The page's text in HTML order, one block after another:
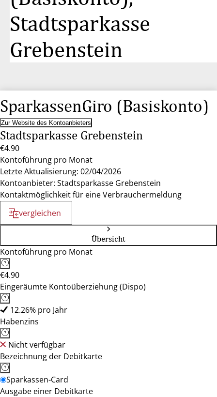
Stadtsparkasse
Grebenstein
SparkassenGiro (Basiskonto)
Zur Website des Kontoanbieters
Stadtsparkasse Grebenstein
€4.90
Kontoführung pro Monat
Letzte Aktualisierung: 02/04/2026
Kontoanbieter: Stadtsparkasse Grebenstein
Kontaktmöglichkeit für eine Verbrauchermeldung
vergleichen
Übersicht
Kontoführung pro Monat
€4.90
Eingeräumte Kontoüberziehung (Dispo)
12.26% pro Jahr
Habenzins
Nicht verfügbar
Bezeichnung der Debitkarte
Sparkassen-Card
Ausgabe einer Debitkarte